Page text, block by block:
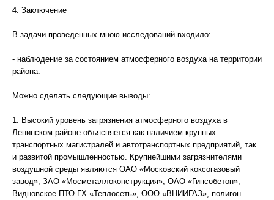
4. Заключение
В задачи проведенных мною исследований входило:
- наблюдение за состоянием атмосферного воздуха на территории
района.
Можно сделать следующие выводы:
1. Высокий уровень загрязнения атмосферного воздуха в
Ленинском районе объясняется как наличием крупных
транспортных магистралей и автотранспортных предприятий, так
и развитой промышленностью. Крупнейшими загрязнителями
воздушной среды являются ОАО «Московский коксогазовый
завод», ЗАО «Мосметаллоконструкция», ОАО «Гипсобетон»,
Видновское ПТО ГХ «Теплосеть», ООО «ВНИИГАЗ», полигон